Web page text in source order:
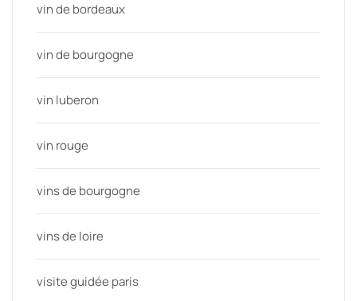
vin de bordeaux
vin de bourgogne
vin luberon
vin rouge
vins de bourgogne
vins de loire
visite guidée paris